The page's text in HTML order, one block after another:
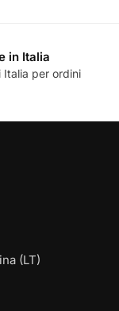
in Italia
Italia per ordini
(LT)